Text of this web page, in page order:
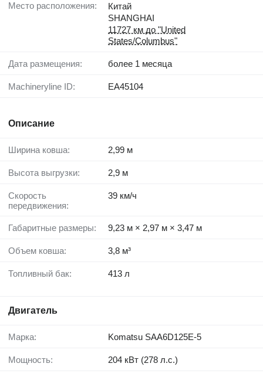
Место расположения:
Китай
SHANGHAI
11727 км до "United
States/Columbus"
Дата размещения: более 1 месяца
Machineryline ID: EA45104
Описание
Ширина ковша: 2,99 м
Высота выгрузки: 2,9 м
Скорость
передвижения:
39 км/ч
Габаритные размеры: 9,23 м × 2,97 м × 3,47 м
Объем ковша: 3,8 м³
Топливный бак: 413 л
Двигатель
Марка: Komatsu SAA6D125E-5
Мощность: 204 кВт (278 л.с.)